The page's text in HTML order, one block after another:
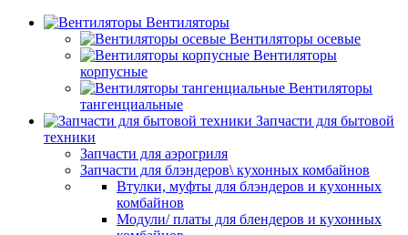
Вентиляторы
Вентиляторы осевые
Вентиляторы
корпусные
Вентиляторы
тангенциальные
Запчасти для бытовой
техники
Запчасти для аэрогриля
Запчасти для блэндеров\ кухонных комбайнов
Втулки, муфты для блэндеров и кухонных
комбайнов
Модули/ платы для блендеров и кухонных